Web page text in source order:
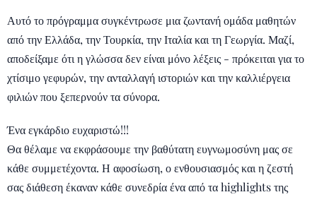
Αυτό το πρόγραμμα συγκέντρωσε μια ζωντανή ομάδα μαθητών
από την Ελλάδα, την Τουρκία, την Ιταλία και τη Γεωργία. Μαζί,
αποδείξαμε ότι η γλώσσα δεν είναι μόνο λέξεις - πρόκειται για το
χτίσιμο γεφυρών, την ανταλλαγή ιστοριών και την καλλιέργεια
φιλιών που ξεπερνούν τα σύνορα.
Ένα εγκάρδιο ευχαριστώ!!!
Θα θέλαμε να εκφράσουμε την βαθύτατη ευγνωμοσύνη μας σε
κάθε συμμετέχοντα. Η αφοσίωση, ο ενθουσιασμός και η ζεστή
σας διάθεση έκαναν κάθε συνεδρία ένα από τα highlights της